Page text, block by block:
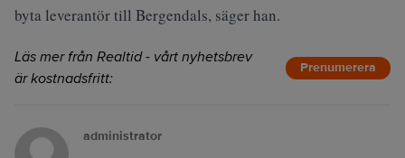
byta leverantör till Bergendals, säger han.
Läs mer från Realtid - vårt nyhetsbrev
är kostnadsfritt:
Prenumerera
administrator